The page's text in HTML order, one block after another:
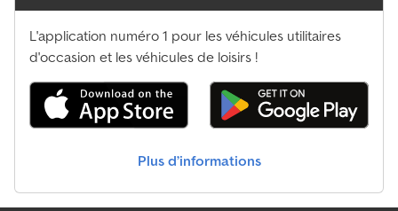
L'application numéro 1 pour les véhicules utilitaires
d'occasion et les véhicules de loisirs !
Plus d’informations